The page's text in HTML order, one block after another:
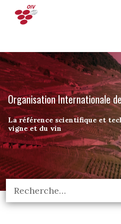
Organisation Internationale
La référence scientifique et
vigne et du vin